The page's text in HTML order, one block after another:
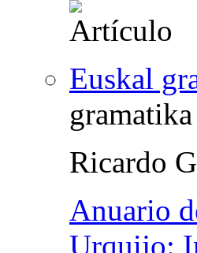
Euskal
Ricardo
Anuario
Urquijo: